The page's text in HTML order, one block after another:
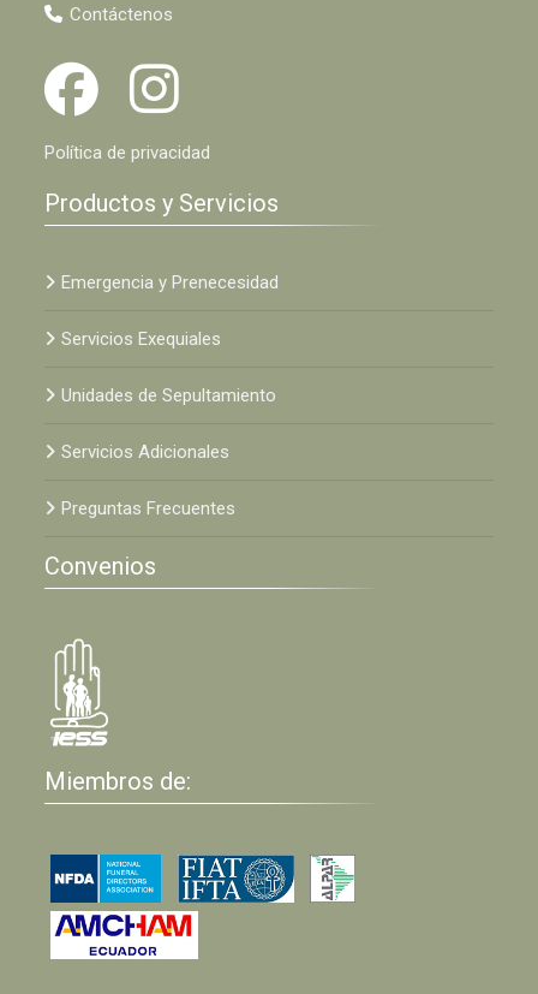
Contáctenos
Política de privacidad
Productos y Servicios
Emergencia y Prenecesidad
Servicios Exequiales
Unidades de Sepultamiento
Servicios Adicionales
Preguntas Frecuentes
Convenios
Miembros de: